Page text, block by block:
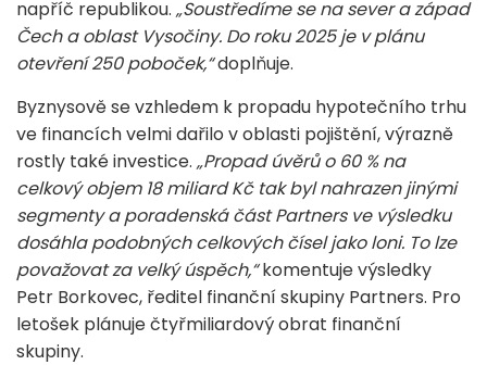
napříč republikou. „Soustředíme se na sever a západ
Čech a oblast Vysočiny. Do roku 2025 je v plánu
otevření 250 poboček,“doplňuje.
Byznysově se vzhledem k propadu hypotečního trhu
ve financích velmi dařilo v oblasti pojištění, výrazně
rostly také investice. „Propad úvěrů o 60 % na
celkový objem 18 miliard Kč tak byl nahrazen jinými
segmenty a poradenská část Partners ve výsledku
dosáhla podobných celkových čísel jako loni. To lze
považovat za velký úspěch,“komentuje výsledky
Petr Borkovec, ředitel finanční skupiny Partners. Pro
letošek plánuje čtyřmiliardový obrat finanční
skupiny.